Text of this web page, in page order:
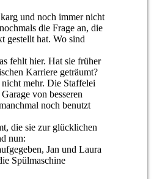
und noch immer nicht
die Frage an, die
gestellt hat. Wo sind
fehlt hier. Hat sie früher
Karriere geträumt?
mehr. Die Staffelei
von besseren
noch benutzt
die sie zur glücklichen
nun:
Jan und Laura
Spülmaschine